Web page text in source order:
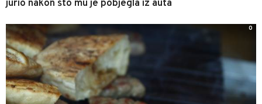
jurio nakon što mu je pobjegla iz auta
0